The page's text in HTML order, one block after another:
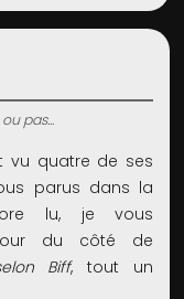
pas...
vu quatre de ses
parus dans la
lu, je vous
du côté de
Biff, tout un